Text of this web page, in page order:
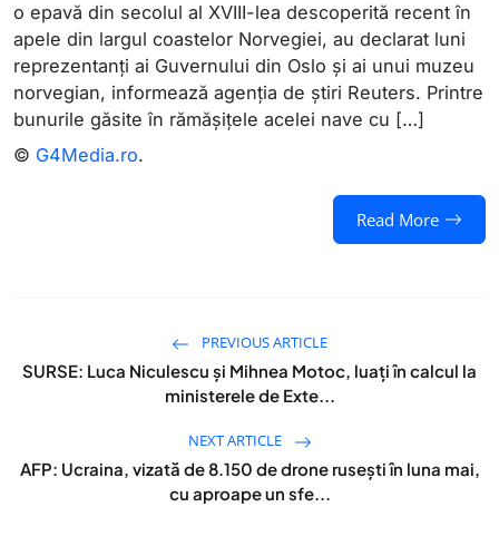
o epavă din secolul al XVIII-lea descoperită recent în
apele din largul coastelor Norvegiei, au declarat luni
reprezentanţi ai Guvernului din Oslo şi ai unui muzeu
norvegian, informează agenția de știri Reuters. Printre
bunurile găsite în rămăşiţele acelei nave cu […]
© G4Media.ro.
Read More
PREVIOUS ARTICLE
SURSE: Luca Niculescu și Mihnea Motoc, luați în calcul la
ministerele de Exte...
NEXT ARTICLE
AFP: Ucraina, vizată de 8.150 de drone rusești în luna mai,
cu aproape un sfe...